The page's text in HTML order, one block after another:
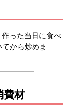
った当日に食べ
から炒めま
費材